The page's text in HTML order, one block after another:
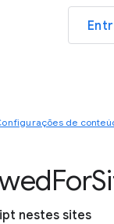
de
For
nestes sites